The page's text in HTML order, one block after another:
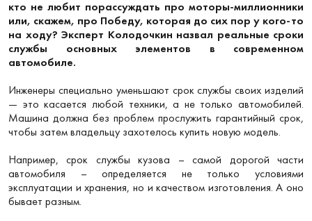
кто не любит порассуждать про моторы-миллионники
или, скажем, про Победу, которая до сих пор у кого-то
на ходу? Эксперт Колодочкин назвал реальные сроки
службы основных элементов в современном
автомобиле.
Инженеры специально уменьшают срок службы своих изделий
— это касается любой техники, а не только автомобилей.
Машина должна без проблем прослужить гарантийный срок,
чтобы затем владельцу захотелось купить новую модель.
Например, срок службы кузова – самой дорогой части
автомобиля – определяется не только условиями
эксплуатации и хранения, но и качеством изготовления. А оно
бывает разным.